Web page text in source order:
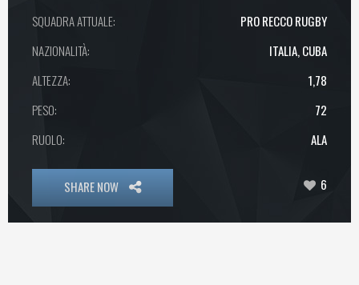
SQUADRA ATTUALE:
PRO RECCO RUGBY
NAZIONALITÀ:
ITALIA, CUBA
ALTEZZA:
1,78
PESO:
72
RUOLO:
ALA
SHARE NOW 6